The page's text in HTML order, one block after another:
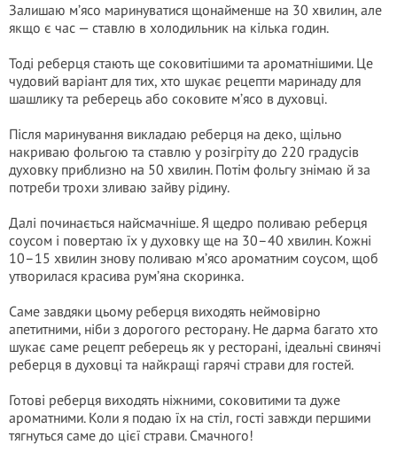
Залишаю м’ясо маринуватися щонайменше на 30 хвилин, але
якщо є час — ставлю в холодильник на кілька годин.
Тоді реберця стають ще соковитішими та ароматнішими. Це
чудовий варіант для тих, хто шукає рецепти маринаду для
шашлику та реберець або соковите м’ясо в духовці.
Після маринування викладаю реберця на деко, щільно
накриваю фольгою та ставлю у розігріту до 220 градусів
духовку приблизно на 50 хвилин. Потім фольгу знімаю й за
потреби трохи зливаю зайву рідину.
Далі починається найсмачніше. Я щедро поливаю реберця
соусом і повертаю їх у духовку ще на 30–40 хвилин. Кожні
10–15 хвилин знову поливаю м’ясо ароматним соусом, щоб
утворилася красива рум’яна скоринка.
Саме завдяки цьому реберця виходять неймовірно
апетитними, ніби з дорогого ресторану. Не дарма багато хто
шукає саме рецепт реберець як у ресторані, ідеальні свинячі
реберця в духовці та найкращі гарячі страви для гостей.
Готові реберця виходять ніжними, соковитими та дуже
ароматними. Коли я подаю їх на стіл, гості завжди першими
тягнуться саме до цієї страви. Смачного!